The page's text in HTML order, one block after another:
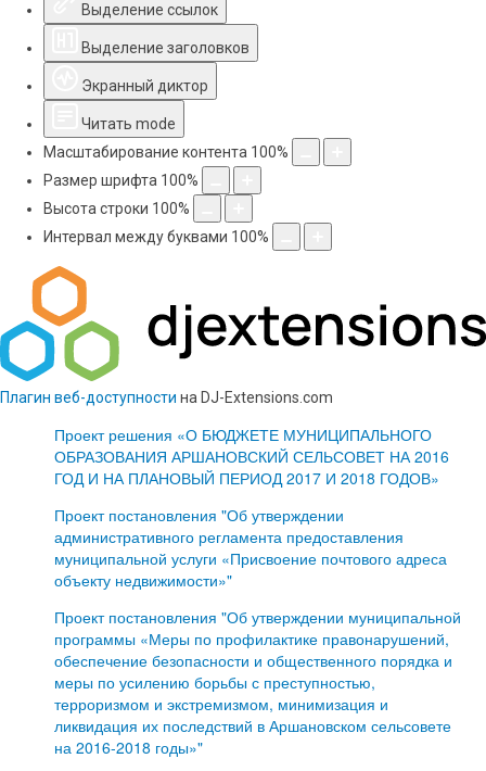
Выделение ссылок
Выделение заголовков
Экранный диктор
Читать mode
Масштабирование контента 100%
Размер шрифта 100%
Высота строки 100%
Интервал между буквами 100%
Плагин веб-доступности на DJ-Extensions.com
Проект решения «О БЮДЖЕТЕ МУНИЦИПАЛЬНОГО
ОБРАЗОВАНИЯ АРШАНОВСКИЙ СЕЛЬСОВЕТ НА 2016
ГОД И НА ПЛАНОВЫЙ ПЕРИОД 2017 И 2018 ГОДОВ»
Проект постановления "Об утверждении
административного регламента предоставления
муниципальной услуги «Присвоение почтового адреса
объекту недвижимости»"
Проект постановления "Об утверждении муниципальной
программы «Меры по профилактике правонарушений,
обеспечение безопасности и общественного порядка и
меры по усилению борьбы с преступностью,
терроризмом и экстремизмом, минимизация и
ликвидация их последствий в Аршановском сельсовете
на 2016-2018 годы»"